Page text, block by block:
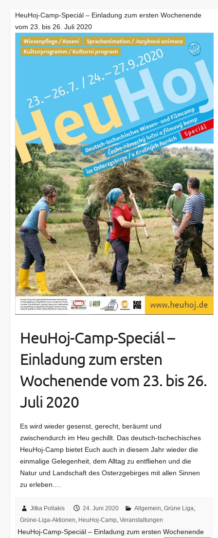
HeuHoj-Camp-Speciál – Einladung zum ersten Wochenende
vom 23. bis 26. Juli 2020
HeuHoj-Camp-Speciál –
Einladung zum ersten
Wochenende vom 23. bis 26.
Juli 2020
Es wird wieder gesenst, gerecht, beräumt und
zwischendurch im Heu gechillt. Das deutsch-tschechisches
HeuHoj-Camp bietet Euch auch in diesem Jahr wieder die
einmalige Gelegenheit, dem Alltag zu entfliehen und die
Natur und Landschaft des Osterzgebirges mit allen Sinnen
zu erleben.…
Jitka Pollakis 24. Juni 2020 Allgemein ,Grüne Liga
Grüne-Liga-Aktionen HeuHoj-Camp ,Veranstaltungen
HeuHoj-Camp-Speciál – Einladung zum ersten Wochenende